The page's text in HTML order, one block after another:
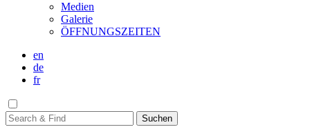
Medien
Galerie
ÖFFNUNGSZEITEN
en
de
fr